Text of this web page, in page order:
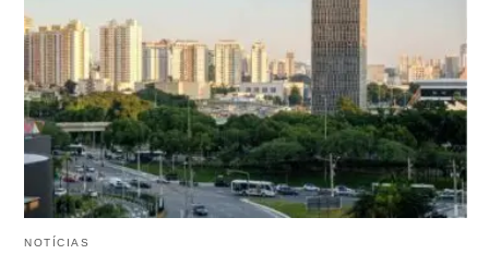
NOTÍCIAS